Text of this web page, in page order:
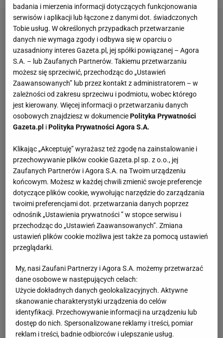
badania i mierzenia informacji dotyczących funkcjonowania
serwisów i aplikacji lub łączone z danymi dot. świadczonych
Tobie usług. W określonych przypadkach przetwarzanie
danych nie wymaga zgody i odbywa się w oparciu o
uzasadniony interes Gazeta.pl, jej spółki powiązanej – Agora
S.A. – lub Zaufanych Partnerów. Takiemu przetwarzaniu
możesz się sprzeciwić, przechodząc do „Ustawień
Zaawansowanych” lub przez kontakt z administratorem – w
zależności od zakresu sprzeciwu i podmiotu, wobec którego
jest kierowany. Więcej informacji o przetwarzaniu danych
osobowych znajdziesz w dokumenciePolityka Prywatności
Gazeta.pl iPolityka Prywatności Agora S.A.
Klikając „Akceptuję” wyrażasz też zgodę na zainstalowanie i
przechowywanie plików cookie Gazeta.pl sp. z o.o., jej
Zaufanych Partnerów i Agora S.A. na Twoim urządzeniu
końcowym. Możesz w każdej chwili zmienić swoje preferencje
dotyczące plików cookie, wywołując narzędzie do zarządzania
twoimi preferencjami dot. przetwarzania danych poprzez
odnośnik „Ustawienia prywatności ” w stopce serwisu i
przechodząc do „Ustawień Zaawansowanych”. Zmiana
ustawień plików cookie możliwa jest także za pomocą ustawień
przeglądarki.
My, nasi Zaufani Partnerzy i Agora S.A. możemy przetwarzać
dane osobowe w następujących celach:
Użycie dokładnych danych geolokalizacyjnych. Aktywne
skanowanie charakterystyki urządzenia do celów
identyfikacji. Przechowywanie informacji na urządzeniu lub
dostęp do nich. Spersonalizowane reklamy i treści, pomiar
reklam i treści, badnie odbiorców i ulepszanie usług.